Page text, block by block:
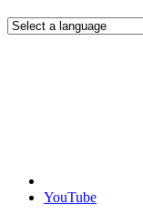
YouTube